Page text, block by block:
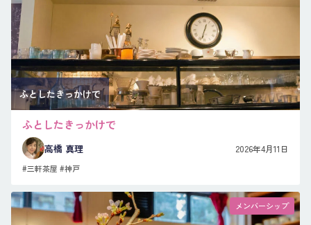
ふとしたきっかけで
ふとしたきっかけで
高橋 真理 2026年4月11日
#三軒茶屋 #神戸
メンバーシップ